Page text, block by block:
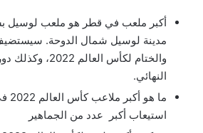
مدينة لوسيل شمال الدوحة.
والختام لكأس
النهائي.
ما
استيعاب أكبر عدد من الجماهير